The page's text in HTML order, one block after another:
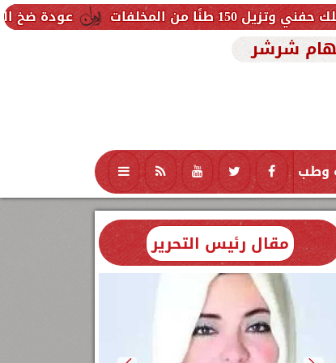
عودة ضخ المياه تدريجيًا
شرشر
وطب تكنولوجيا منوعات محافظات
مقال رئيس التحرير